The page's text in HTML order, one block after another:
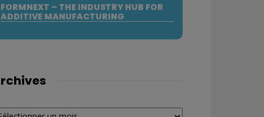
FORMNEXT – THE INDUSTRY HUB FOR
ADDITIVE MANUFACTURING